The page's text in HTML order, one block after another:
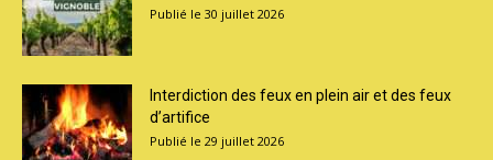
30 juillet 2026
Interdiction des feux en plein air et des feux
d’artifice
29 juillet 2026